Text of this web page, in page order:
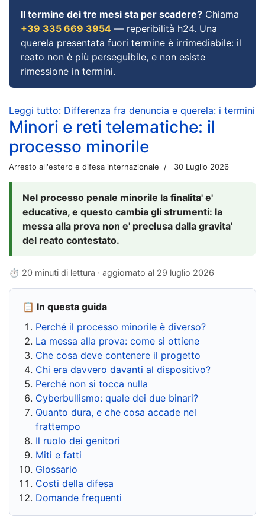
Il termine dei tre mesi sta per scadere? Chiama
+39 335 669 3954 — reperibilità h24. Una
querela presentata fuori termine è irrimediabile: il
reato non è più perseguibile, e non esiste
rimessione in termini.
Leggi tutto: Differenza fra denuncia e querela: i termini
Minori e reti telematiche: il
processo minorile
Arresto all'estero e difesa internazionale 30 Luglio 2026
Nel processo penale minorile la finalita' e'
educativa, e questo cambia gli strumenti: la
messa alla prova non e' preclusa dalla gravita'
del reato contestato.
⏱ 20 minuti di lettura · aggiornato al 29 luglio 2026
📋 In questa guida
Perché il processo minorile è diverso?
La messa alla prova: come si ottiene
Che cosa deve contenere il progetto
Chi era davvero davanti al dispositivo?
Perché non si tocca nulla
Cyberbullismo: quale dei due binari?
Quanto dura, e che cosa accade nel
frattempo
Il ruolo dei genitori
Miti e fatti
Glossario
Costi della difesa
Domande frequenti